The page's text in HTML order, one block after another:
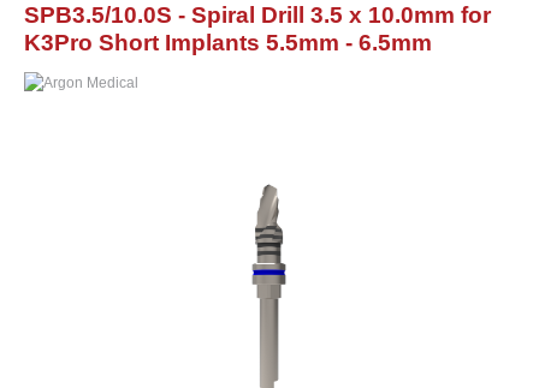
SPB3.5/10.0S - Spiral Drill 3.5 x 10.0mm for
K3Pro Short Implants 5.5mm - 6.5mm